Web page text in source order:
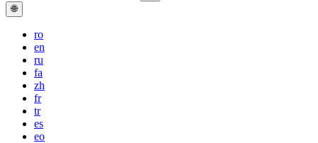
🌐
ro
en
ru
fa
zh
fr
tr
es
eo